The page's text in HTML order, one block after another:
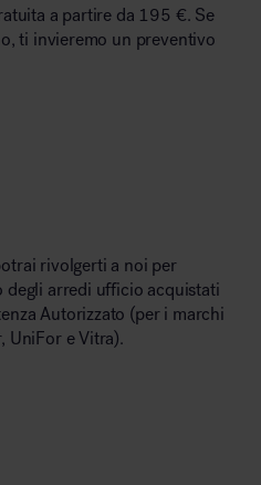
a partire da 195 €. Se
ti invieremo un preventivo
rivolgerti a noi per
degli arredi ufficio acquistati
Autorizzato (per i marchi
UniFor e Vitra).